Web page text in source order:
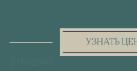
УЗНАТЬ